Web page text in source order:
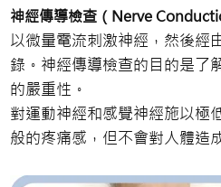
神經傳導檢查（Nerve
以微量電流刺激神經，然後經
錄。神經傳導檢查的目的是了
的嚴重性。
對運動神經和感覺神經施以極
般的疼痛感，但不會對人體造